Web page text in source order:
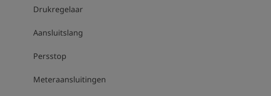
Drukregelaar
Aansluitslang
Persstop
Meteraansluitingen